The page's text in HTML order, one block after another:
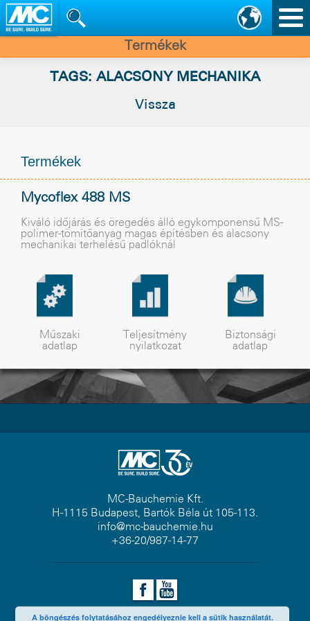
Termékek
TAGS: ALACSONY MECHANIKA
Vissza
Termékek
Mycoflex 488 MS
Kiváló idõjárás és öregedés álló egykomponensû MS-
polimer-tömítõanyag magas építésben és alacsony
mechanikai terhelésû padlóknál
Műszaki
adatlap
Teljesítmény
nyilatkozat
Biztonsági
adatlap
MC-Bauchemie Kft.
H-1115 Budapest, Bartók Béla út 105-113.
info@mc-bauchemie.hu
+36-20/987-14-77
A böngészés folytatásához engedélyeznie kell a sütik használatát.